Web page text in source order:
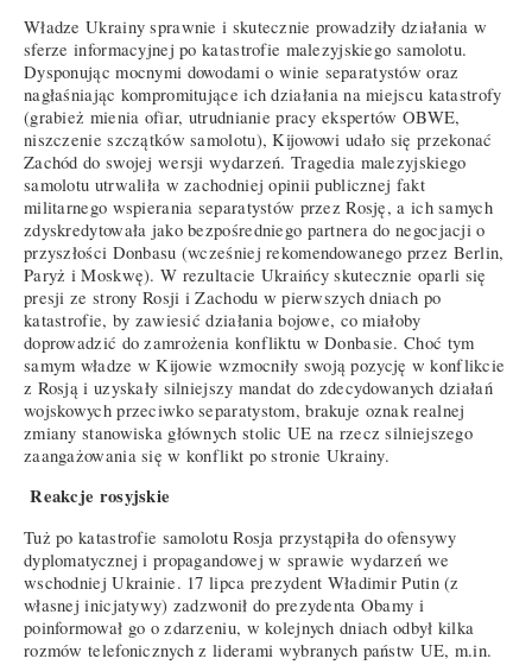
Władze Ukrainy sprawnie i skutecznie prowadziły działania w
sferze informacyjnej po katastrofie malezyjskiego samolotu.
Dysponując mocnymi dowodami o winie separatystów oraz
nagłaśniając kompromitujące ich działania na miejscu katastrofy
(grabież mienia ofiar, utrudnianie pracy ekspertów OBWE,
niszczenie szczątków samolotu), Kijowowi udało się przekonać
Zachód do swojej wersji wydarzeń. Tragedia malezyjskiego
samolotu utrwaliła w zachodniej opinii publicznej fakt
militarnego wspierania separatystów przez Rosję, a ich samych
zdyskredytowała jako bezpośredniego partnera do negocjacji o
przyszłości Donbasu (wcześniej rekomendowanego przez Berlin,
Paryż i Moskwę). W rezultacie Ukraińcy skutecznie oparli się
presji ze strony Rosji i Zachodu w pierwszych dniach po
katastrofie, by zawiesić działania bojowe, co miałoby
doprowadzić do zamrożenia konfliktu w Donbasie. Choć tym
samym władze w Kijowie wzmocniły swoją pozycję w konflikcie
z Rosją i uzyskały silniejszy mandat do zdecydowanych działań
wojskowych przeciwko separatystom, brakuje oznak realnej
zmiany stanowiska głównych stolic UE na rzecz silniejszego
zaangażowania się w konflikt po stronie Ukrainy.
Reakcje rosyjskie
Tuż po katastrofie samolotu Rosja przystąpiła do ofensywy
dyplomatycznej i propagandowej w sprawie wydarzeń we
wschodniej Ukrainie. 17 lipca prezydent Władimir Putin (z
własnej inicjatywy) zadzwonił do prezydenta Obamy i
poinformował go o zdarzeniu, w kolejnych dniach odbył kilka
rozmów telefonicznych z liderami wybranych państw UE, m.in.